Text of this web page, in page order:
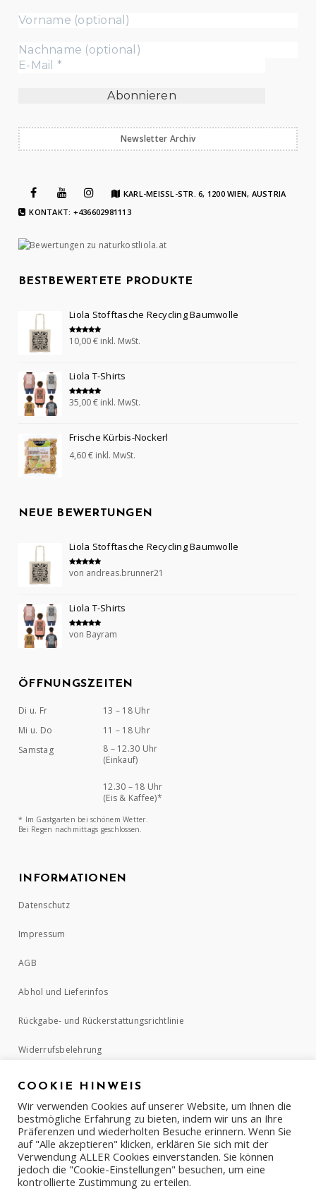
Newsletter Archiv
KARL-MEISSL-STR. 6, 1200 WIEN, AUSTRIA
KONTAKT: +436602981113
BESTBEWERTETE PRODUKTE
Liola Stofftasche Recycling Baumwolle
Bewertet mit
5.00
10,00€ inkl. MwSt.
Liola T-Shirts
Bewertet mit
5.00
35,00€ inkl. MwSt.
Frische Kürbis-Nockerl
4,60€ inkl. MwSt.
NEUE BEWERTUNGEN
Liola Stofftasche Recycling Baumwolle
Bewertet mit
von andreas.brunner21
Liola T-Shirts
Bewertet mit
von Bayram
ÖFFNUNGSZEITEN
Di u. Fr
13 – 18 Uhr
Mi u. Do
11 – 18 Uhr
Samstag
8 – 12.30 Uhr
(Einkauf)
12.30 – 18 Uhr
(Eis & Kaffee)*
* Im Gastgarten bei schönem Wetter.
Bei Regen nachmittags geschlossen.
INFORMATIONEN
Datenschutz
Impressum
AGB
Abhol und Lieferinfos
Rückgabe- und Rückerstattungsrichtlinie
Widerrufsbelehrung
ZAHLUNGSMETHODEN
COOKIE HINWEIS
Wir verwenden Cookies auf unserer Website, um Ihnen die
bestmögliche Erfahrung zu bieten, indem wir uns an Ihre
Präferenzen und wiederholten Besuche erinnern. Wenn Sie
auf "Alle akzeptieren" klicken, erklären Sie sich mit der
Verwendung ALLER Cookies einverstanden. Sie können
jedoch die "Cookie-Einstellungen" besuchen, um eine
kontrollierte Zustimmung zu erteilen.